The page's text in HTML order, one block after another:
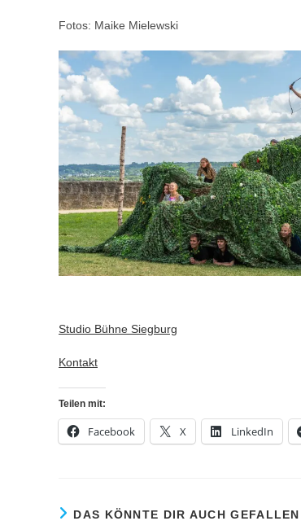
Fotos: Maike Mielewski
Studio Bühne Siegburg
Kontakt
Teilen mit:
Facebook X LinkedIn
DAS KÖNNTE DIR AUCH GEFALLEN